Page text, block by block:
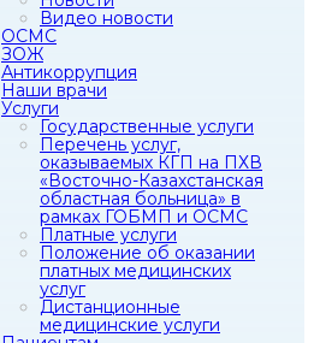
Видео новости
ОСМС
ЗОЖ
Антикоррупция
Наши врачи
Услуги
Государственные услуги
Перечень услуг,
оказываемых КГП на ПХВ
«Восточно-Казахстанская
областная больница» в
рамках ГОБМП и ОСМС
Платные услуги
Положение об оказании
платных медицинских
услуг
Дистанционные
медицинские услуги